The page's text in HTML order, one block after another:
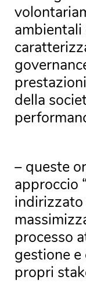
ambientali
della
– queste
approccio
indirizzato
processo
gestione
propri